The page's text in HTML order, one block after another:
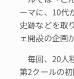
ーマに、10代
史跡などを取
ェ開設の企画
毎回、20人
第2クールの